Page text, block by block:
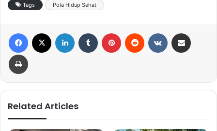
Tags Pola Hidup Sehat
Related Articles